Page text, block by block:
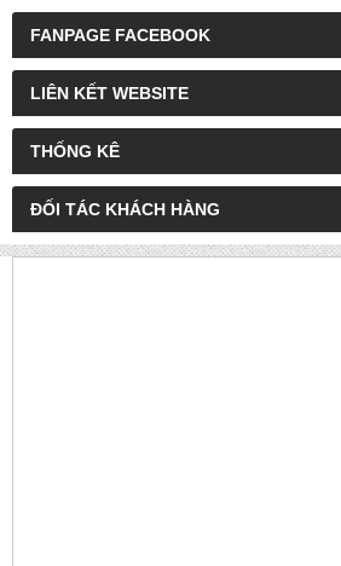
FANPAGE FACEBOOK
LIÊN KẾT WEBSITE
THỐNG KÊ
ĐỐI TÁC KHÁCH HÀNG